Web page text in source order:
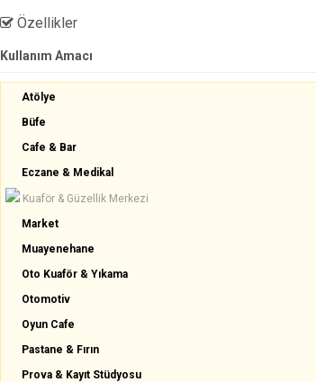
Özellikler
Kullanım Amacı
Atölye
Büfe
Cafe & Bar
Eczane & Medikal
Kuaför & Güzellik Merkezi
Market
Muayenehane
Oto Kuaför & Yıkama
Otomotiv
Oyun Cafe
Pastane & Fırın
Prova & Kayıt Stüdyosu